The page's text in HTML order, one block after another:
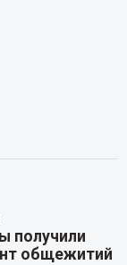
получили
общежитий